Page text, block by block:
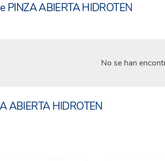
PINZA ABIERTA HIDROTEN
No se han
ABIERTA HIDROTEN